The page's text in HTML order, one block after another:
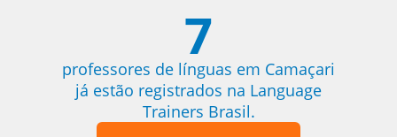
7
professores de línguas em Camaçari
já estão registrados na Language
Trainers Brasil.